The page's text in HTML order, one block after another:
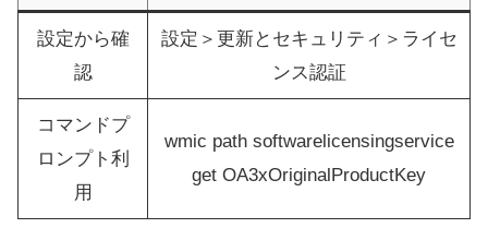
設定から確
認
設定＞更新とセキュリティ＞ライセ
ンス認証
コマンドプ
ロンプト利
用
wmic path softwarelicensingservice
get OA3xOriginalProductKey